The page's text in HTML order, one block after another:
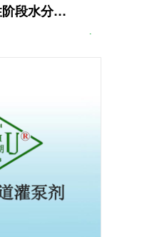
1015 混凝土塑性阶段水分蒸发抑 制剂